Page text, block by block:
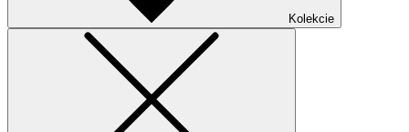
Kolekcie